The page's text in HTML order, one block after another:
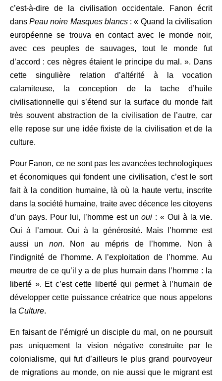
c’est-à-dire de la civilisation occidentale. Fanon écrit
dansPeau noire Masques blancs: « Quand la civilisation
européenne se trouva en contact avec le monde noir,
avec ces peuples de sauvages, tout le monde fut
d’accord : ces nègres étaient le principe du mal. ». Dans
cette singulière relation d’altérité à la vocation
calamiteuse, la conception de la tache d’huile
civilisationnelle qui s’étend sur la surface du monde fait
très souvent abstraction de la civilisation de l’autre, car
elle repose sur une idée fixiste de la civilisation et de la
culture.
Pour Fanon, ce ne sont pas les avancées technologiques
et économiques qui fondent une civilisation, c’est le sort
fait à la condition humaine, là où la haute vertu, inscrite
dans la société humaine, traite avec décence les citoyens
d’un pays. Pour lui, l’homme est unoui : « Oui à la vie.
Oui à l’amour. Oui à la générosité. Mais l’homme est
aussi un non. Non au mépris de l’homme. Non à
l’indignité de l’homme. A l’exploitation de l’homme. Au
meurtre de ce qu’il y a de plus humain dans l’homme : la
liberté ». Et c’est cette liberté qui permet à l’humain de
développer cette puissance créatrice que nous appelons
la Culture.
En faisant de l’émigré un disciple du mal, on ne poursuit
pas uniquement la vision négative construite par le
colonialisme, qui fut d’ailleurs le plus grand pourvoyeur
de migrations au monde, on nie aussi que le migrant est